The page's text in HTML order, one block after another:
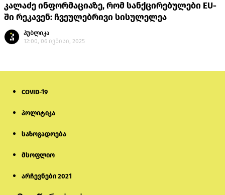
კალაძე ინფორმაციაზე, რომ სანქცირებულები EU-
ში რეკავენ: ჩვეულებრივი სისულელეა
პუბლიკა
12:00, 06 ივნისი, 2025
COVID-19
პოლიტიკა
საზოგადოება
მსოფლიო
არჩევნები 2021